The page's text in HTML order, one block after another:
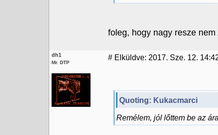
foleg, hogy nagy resze nem
dh1
Mr. DTP
# Elküldve: 2017. Sze. 12.
Quoting: Kukacmarci
Remélem, jól lőttem be az